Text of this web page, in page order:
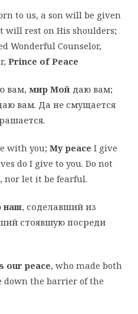
to us, a son will be given
will rest on His shoulders;
Wonderful Counselor,
Prince of Peace
вам, мир Мойдаю вам;
вам. Да не смущается
with you; My peace I give
do I give to you. Do not
nor let it be fearful.
наш, соделавший из
стоявшую посреди
our peace, who made both
down the barrier of the